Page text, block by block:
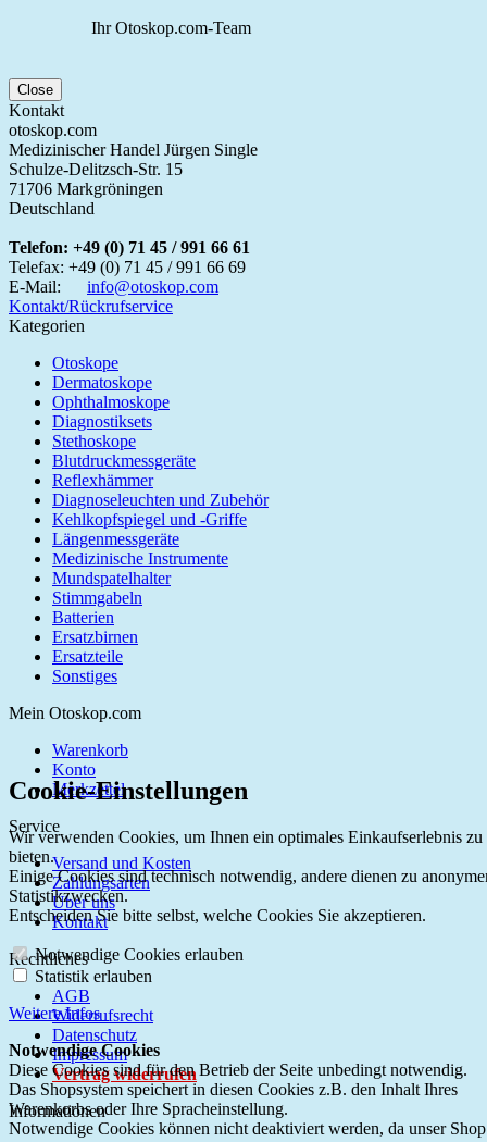
Ihr Otoskop.com-Team
Close
Kontakt
otoskop.com
Medizinischer Handel Jürgen Single
Schulze-Delitzsch-Str. 15
71706 Markgröningen
Deutschland
Telefon: +49 (0) 71 45 / 991 66 61
Telefax: +49 (0) 71 45 / 991 66 69
E-Mail:
info@otoskop.com
Kontakt/Rückrufservice
Kategorien
Otoskope
Dermatoskope
Ophthalmoskope
Diagnostiksets
Stethoskope
Blutdruckmessgeräte
Reflexhämmer
Diagnoseleuchten und Zubehör
Kehlkopfspiegel und -Griffe
Längenmessgeräte
Medizinische Instrumente
Mundspatelhalter
Stimmgabeln
Batterien
Ersatzbirnen
Ersatzteile
Sonstiges
Mein Otoskop.com
Warenkorb
Konto
Merkzettel
Service
Versand und Kosten
Zahlungsarten
Über uns
Kontakt
Rechtliches
AGB
Widerrufsrecht
Datenschutz
Impressum
Vertrag widerrufen
Informationen
Cookie-Einstellungen
Wir verwenden Cookies, um Ihnen ein optimales Einkaufserlebnis zu
bieten.
Einige Cookies sind technisch notwendig, andere dienen zu
Statistikzwecken.
Entscheiden Sie bitte selbst, welche Cookies Sie akzeptieren.
Notwendige Cookies erlauben
Statistik erlauben
Weitere Infos
Notwendige Cookies
Diese Cookies sind für den Betrieb der Seite unbedingt notwendig.
Das Shopsystem speichert in diesen Cookies z.B. den Inhalt Ihres
Warenkorbs oder Ihre Spracheinstellung.
Notwendige Cookies können nicht deaktiviert werden, da unser Shop